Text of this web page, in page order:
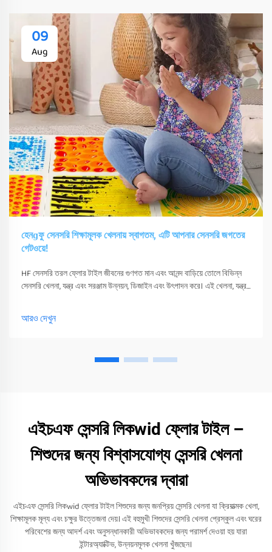
09
Aug
হেনɡফু সেনসরি শিক্ষামূলক খেলনায় স্বাগতম, এটি আপনার সেনসরি জগতের
গেটওয়ে!
HF সেনসরি তরল ফ্লোর টাইল জীবনের গুণগত মান এবং আনন্দ বাড়িয়ে তোলে বিভিন্ন
সেনসরি খেলনা, যন্ত্র এবং সরঞ্জাম উন্নয়ন, ডিজাইন এবং উৎপাদন করে। এই খেলনা, যন্ত্র
আরও দেখুন
এইচএফ সেন্সরি লিকwid ফ্লোর টাইল –
শিশুদের জন্য বিশ্বাসযোগ্য সেন্সরি খেলনা
অভিভাবকদের দ্বারা
এইচএফ সেন্সরি লিকwid ফ্লোর টাইল শিশুদের জন্য জনপ্রিয় সেন্সরি খেলনা যা ক্রিয়াত্মক খেলা,
শিক্ষামূলক মূল্য এবং চক্ষুর উত্তেজনা দেয়। এই বহুমুখী শিশুদের সেন্সরি খেলনা প্রেস্কুল এবং ঘরের
পরিবেশের জন্য আদর্শ এবং অনুসন্ধানকারী অভিভাবকদের জন্য পরামর্শ দেওয়া হয় যারা
ইন্টারঅ্যাক্টিভ, উন্নয়নমূলক খেলনা খুঁজছেন।